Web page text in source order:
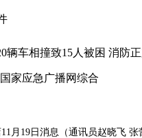
辆车相撞致15人被困 消防
国家应急广播网综合
月19日消息（通讯员赵晓飞